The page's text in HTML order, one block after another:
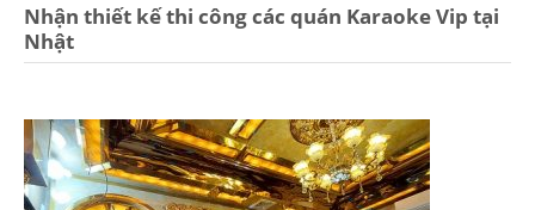
Nhận thiết kế thi công các quán Karaoke Vip tại
Nhật